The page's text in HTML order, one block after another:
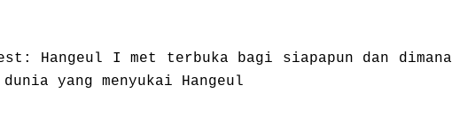
Hangeul I met terbuka bagi siapapun dan dimana
yang menyukai Hangeul